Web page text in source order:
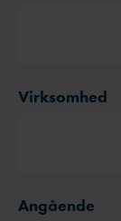
Virksomhed
Angående